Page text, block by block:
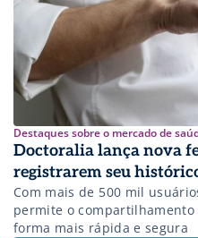
Destaques sobre o mercado de
Doctoralia lança nova
Com mais de 500 mil
permite o compartilhamento
forma mais rápida e segura